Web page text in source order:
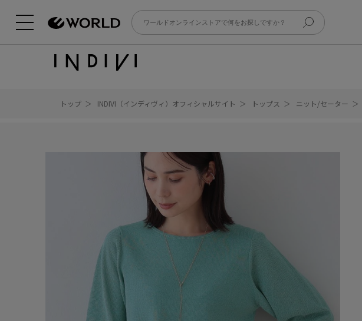
トップ INDIVI（インディヴィ）オフィシャルサイト トップス ニット/セーター